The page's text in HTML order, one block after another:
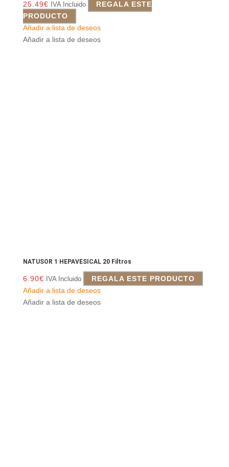
25.49€ IVA Incluido
REGALA ESTE
PRODUCTO
Añadir a lista de deseos
Añadir a lista de deseos
NATUSOR 1 HEPAVESICAL 20 Filtros
6.90€ IVA Incluido
REGALA ESTE PRODUCTO
Añadir a lista de deseos
Añadir a lista de deseos